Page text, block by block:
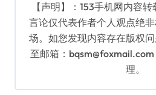
【声明】：153手机网内容
言论仅代表作者个人观点绝
场。如您发现内容存在版权
至邮箱：
理。